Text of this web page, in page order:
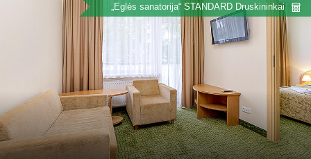
„Eglės sanatorija“ STANDARD Druskininkai